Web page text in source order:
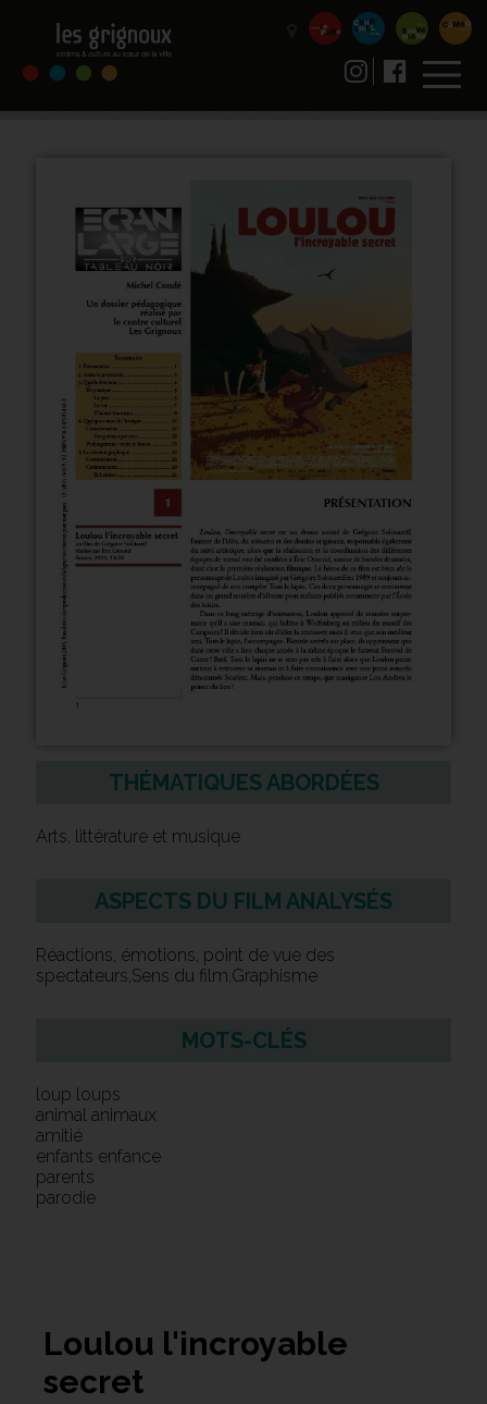
THÉMATIQUES ABORDÉES
Arts, littérature et musique
ASPECTS DU FILM ANALYSÉS
Réactions, émotions, point de vue des
spectateurs,Sens du film,Graphisme
MOTS-CLÉS
loup loups
animal animaux
amitié
enfants enfance
parents
parodie
Loulou l'incroyable
secret